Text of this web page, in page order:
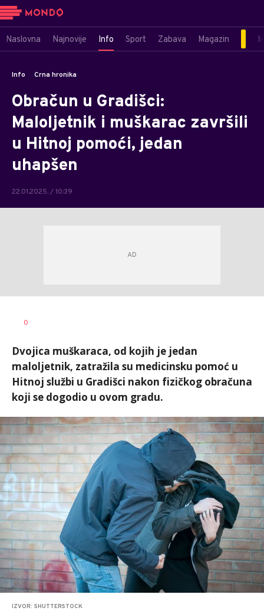
Naslovna Najnovije Info Sport Zabava Magazin
Info Crna hronika
Obračun u Gradišci:
Maloljetnik i muškarac završili
u Hitnoj pomoći, jedan
uhapšen
22.01.2025. / 10:39
AUTOR
0
Dvojica muškaraca, od kojih je jedan
maloljetnik, zatražila su medicinsku pomoć u
Hitnoj službi u Gradišci nakon fizičkog obračuna
koji se dogodio u ovom gradu.
IZVOR: SHUTTERSTOCK